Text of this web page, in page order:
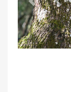
Précédent